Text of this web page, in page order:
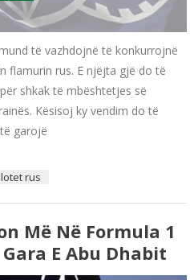
të vazhdojnë të konkurrojnë
flamurin rus. E njëjta gjë do të
shkak të mbështetjes së
Kësisoj ky vendim do të
garojë
rus
Më Në Formula 1
E Abu Dhabit